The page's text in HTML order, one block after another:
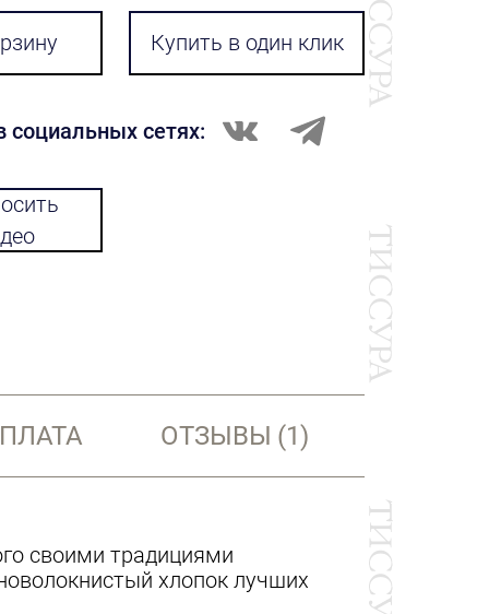
Купить в один клик
социальных сетях:
ОТЗЫВЫ (1)
своими традициями
хлопок лучших